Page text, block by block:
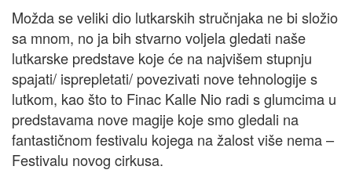
Možda se veliki dio lutkarskih stručnjaka ne bi složio
sa mnom, no ja bih stvarno voljela gledati naše
lutkarske predstave koje će na najvišem stupnju
spajati/ isprepletati/ povezivati nove tehnologije s
lutkom, kao što to Finac Kalle Nio radi s glumcima u
predstavama nove magije koje smo gledali na
fantastičnom festivalu kojega na žalost više nema –
Festivalu novog cirkusa.